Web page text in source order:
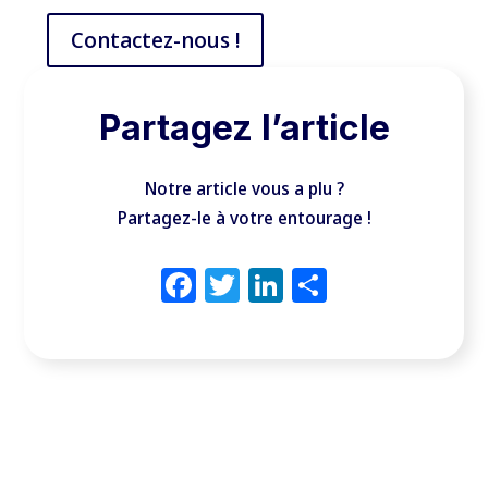
Contactez-nous !
Partagez l’article
Notre article vous a plu ?
Partagez-le à votre entourage !
Facebook
TwitterLinkedIn